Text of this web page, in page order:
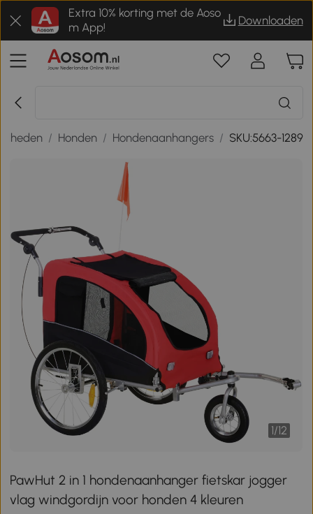
Extra 10% korting met de Aoso
m App!
Downloaden
/ Honden / Hondenaanhangers / SKU:5663-1289
1/12
PawHut 2 in 1 hondenaanhanger fietskar jogger
vlag windgordijn voor honden 4 kleuren